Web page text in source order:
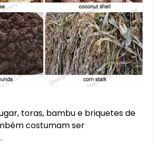
toras, bambu e briquetes de
costumam ser